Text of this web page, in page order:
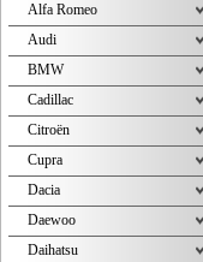
Alfa Romeo
Audi
BMW
Cadillac
Citroën
Cupra
Dacia
Daewoo
Daihatsu